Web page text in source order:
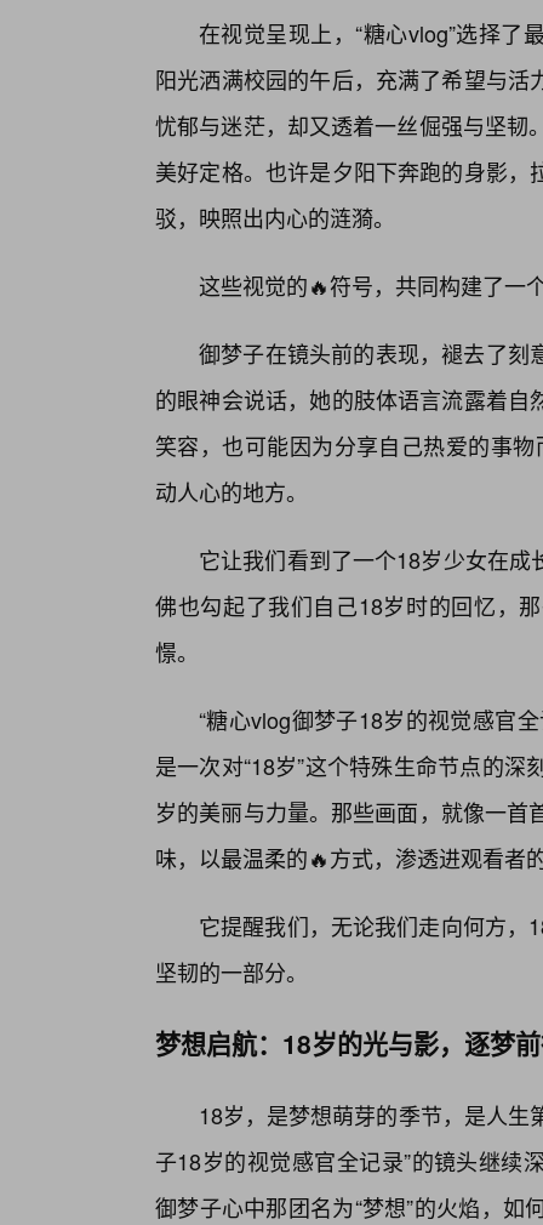
在视觉呈现上，“糖心vlog”选择了
阳光洒满校园的午后，充满了希望与
忧郁与迷茫，却又透着一丝倔强与坚
美好定格。也许是夕阳下奔跑的身影
驳，映照出内心的涟漪。
这些视觉的🔥符号，共同构建了一
御梦子在镜头前的表现，褪去了刻
的眼神会说话，她的肢体语言流露着
笑容，也可能因为分享自己热爱的事
动人心的地方。
它让我们看到了一个18岁少女在
佛也勾起了我们自己18岁时的回忆，
憬。
“糖心vlog御梦子18岁的视觉感官
是一次对“18岁”这个特殊生命节点的
岁的美丽与力量。那些画面，就像一
味，以最温柔的🔥方式，渗透进观看者
它提醒我们，无论我们走向何方，
坚韧的一部分。
梦想启航：18岁的光与影，逐梦
18岁，是梦想萌芽的季节，是人生
子18岁的视觉感官全记录”的镜头继续
御梦子心中那团名为“梦想”的火焰，